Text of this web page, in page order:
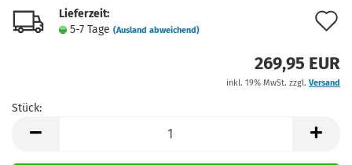
Lieferzeit:
5-7 Tage (Ausland abweichend)
269,95 EUR
inkl. 19% MwSt. zzgl. Versand
Stück: